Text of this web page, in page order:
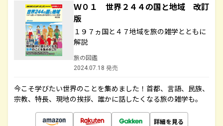
Ｗ０１ 世界２４４の国と地域 改訂
版
１９７ヵ国と４７地域を旅の雑学とともに
解説
旅の図鑑
2024.07.18 発売
今こそ学びたい世界のことを集めました！首都、言語、民族、
宗教、特長、現地の挨拶、誰かに話したくなる旅の雑学も。
詳細を見る